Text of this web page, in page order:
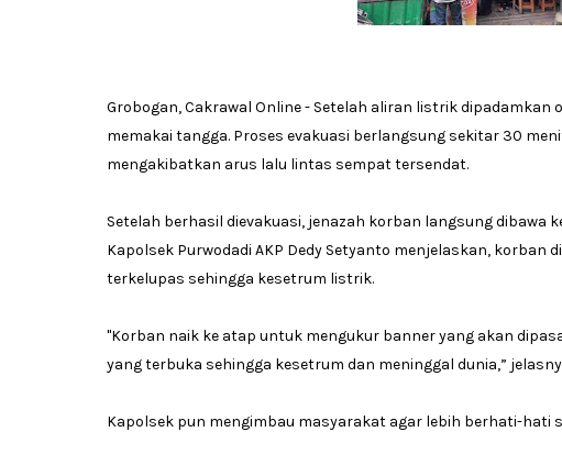
Grobogan, Cakrawal Online - Setelah aliran listrik dipadamkan
memakai tangga. Proses evakuasi berlangsung sekitar 30
mengakibatkan arus lalu lintas sempat tersendat.
Setelah berhasil dievakuasi, jenazah korban langsung dibawa
Kapolsek Purwodadi AKP Dedy Setyanto menjelaskan,
terkelupas sehingga kesetrum listrik.
"Korban naik ke atap untuk mengukur banner yang akan
yang terbuka sehingga kesetrum dan meninggal dunia,”
Kapolsek pun mengimbau masyarakat agar lebih berhati-hati